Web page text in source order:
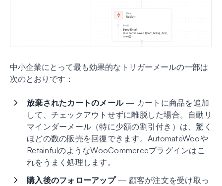
中小企業にとって最も効果的なトリガーメールの一部は
次のとおりです：
放棄されたカートのメール— カートに商品を追加
して、チェックアウトせずに離脱した場合。自動リ
マインダーメール（特に少額の割引付き）は、驚く
ほどの数の販売を回復できます。AutomateWooや
RetainfulのようなWooCommerceプラグインはこ
れをうまく処理します。
購入後のフォローアップ— 顧客が注文を受け取っ